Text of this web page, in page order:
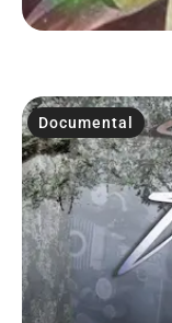
Documental